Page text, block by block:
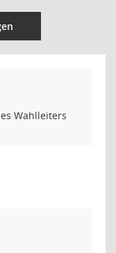
Wahlleiters